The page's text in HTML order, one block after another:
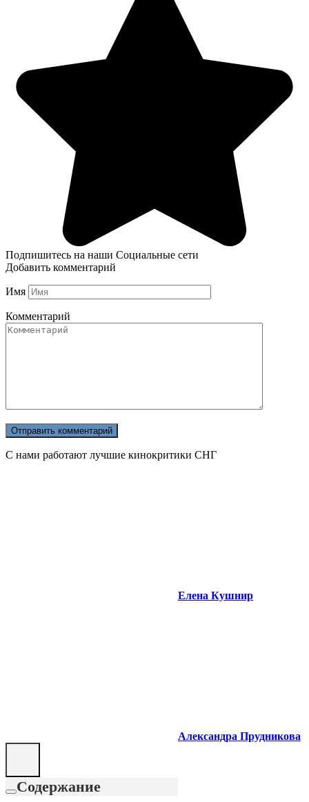
Подпишитесь на наши Социальные сети
Добавить комментарий
Имя
Комментарий
С нами работают лучшие кинокритики СНГ
Елена Кушнир
Александра Прудникова
Содержание